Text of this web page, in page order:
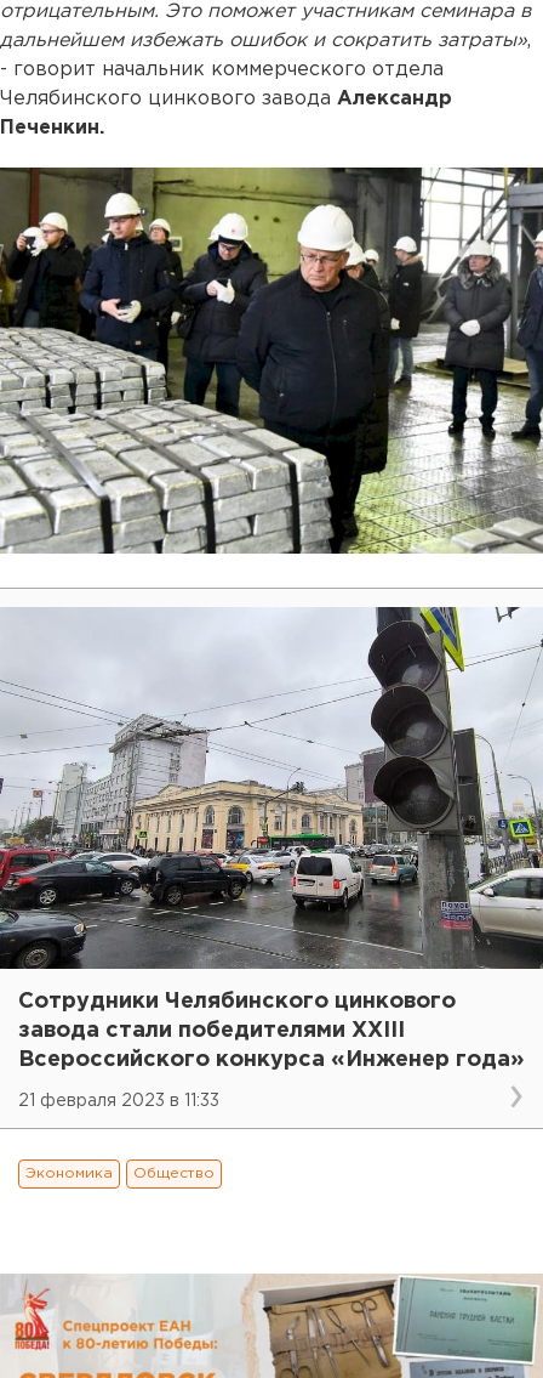
отрицательным. Это поможет участникам семинара в
дальнейшем избежать ошибок и сократить затраты»,
- говорит начальник коммерческого отдела
Челябинского цинкового завода Александр
Печенкин.
Сотрудники Челябинского цинкового
завода стали победителями XXIII
Всероссийского конкурса «Инженер года»
21 февраля 2023 в 11:33
Экономика Общество